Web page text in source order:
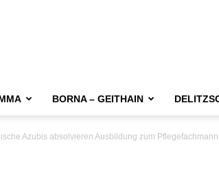
BORNA – GEITHAIN
Azubis absolvieren Ausbildung zum Pflegefachmann